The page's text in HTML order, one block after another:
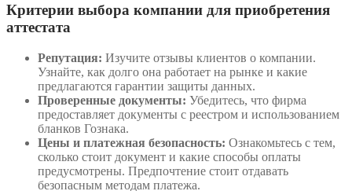
Критерии выбора компании для приобретения
аттестата
Репутация: Изучите отзывы клиентов о компании.
Узнайте, как долго она работает на рынке и какие
предлагаются гарантии защиты данных.
Проверенные документы: Убедитесь, что фирма
предоставляет документы с реестром и использованием
бланков Гознака.
Цены и платежная безопасность: Ознакомьтесь с тем,
сколько стоит документ и какие способы оплаты
предусмотрены. Предпочтение стоит отдавать
безопасным методам платежа.